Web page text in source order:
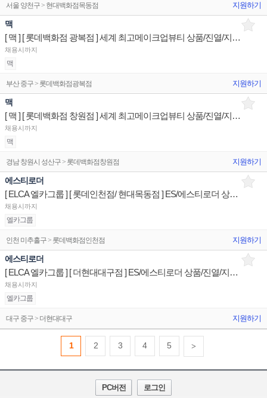
서울 양천구 > 현대백화점목동점 지원하기
맥
[ 맥 ] [ 롯데백화점 광복점 ] 세계 최고메이크업뷰티 상품/진열/지원 매장판매사원
채용시까지
맥
부산 중구 > 롯데백화점광복점 지원하기
맥
[ 맥 ] [ 롯데백화점 창원점 ] 세계 최고메이크업뷰티 상품/진열/지원 매장판매사원
채용시까지
맥
경남 창원시 성산구 > 롯데백화점창원점 지원하기
에스티로더
[ ELCA 엘카그룹 ] [ 롯데인천점/ 현대목동점 ] ES/에스티로더 상품/진열/지원 매장판매사원
채용시까지
엘카그룹
인천 미추홀구 > 롯데백화점인천점 지원하기
에스티로더
[ ELCA 엘카그룹 ] [ 더현대대구점 ] ES/에스티로더 상품/진열/지원 매장판매사원
채용시까지
엘카그룹
대구 중구 > 더현대대구 지원하기
1 2 3 4 5 >
PC버전 로그인